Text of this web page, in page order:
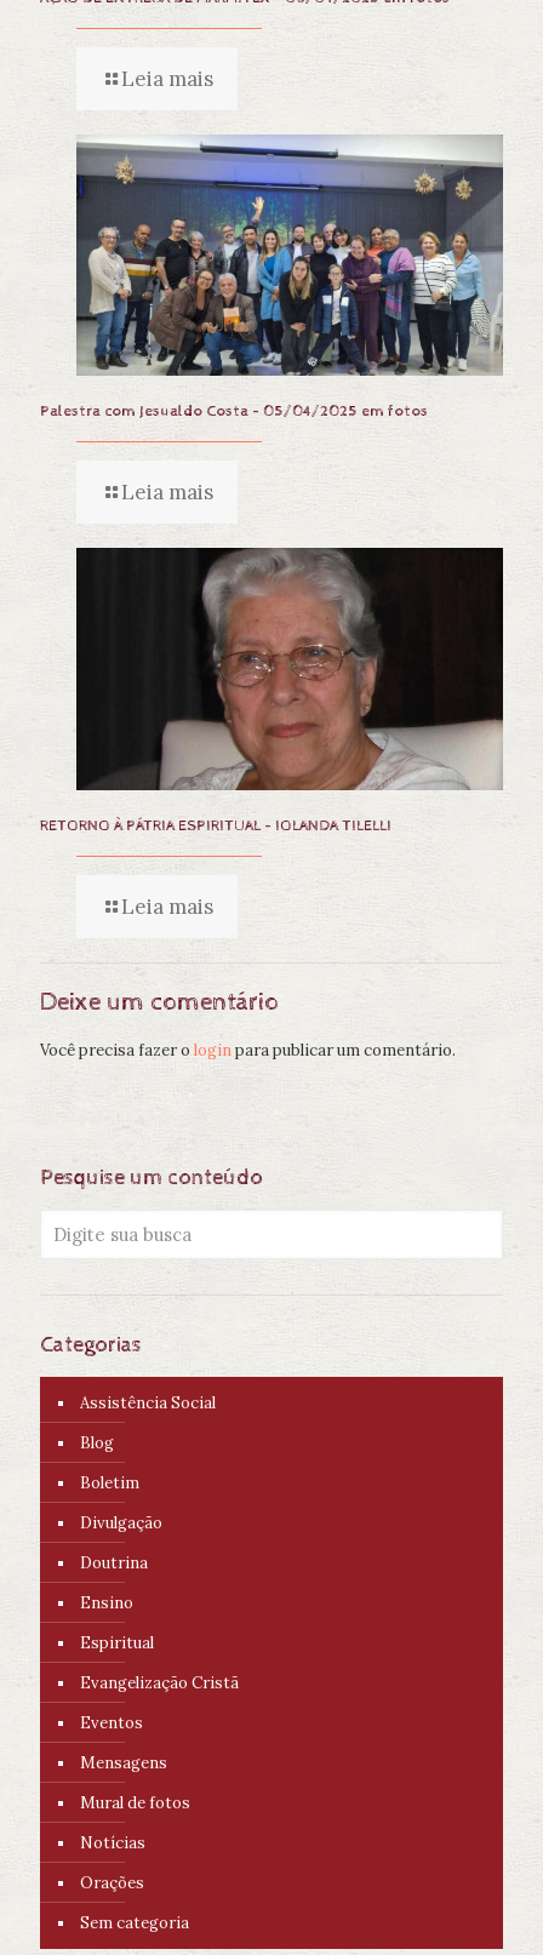
Leia mais
Palestra com Jesualdo Costa – 05/04/2025 em fotos
Leia mais
RETORNO À PÁTRIA ESPIRITUAL – IOLANDA TILELLI
Leia mais
Deixe um comentário
Você precisa fazer o loginpara publicar um comentário.
Pesquise um conteúdo
Categorias
Assistência Social
Blog
Boletim
Divulgação
Doutrina
Ensino
Espiritual
Evangelização Cristã
Eventos
Mensagens
Mural de fotos
Notícias
Orações
Sem categoria